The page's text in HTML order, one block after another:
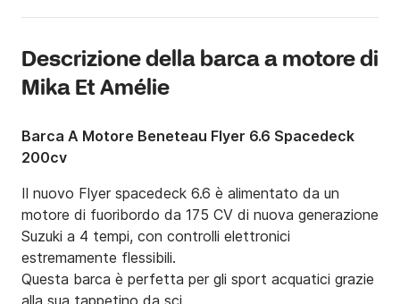
Descrizione della barca a motore di
Mika Et Amélie
Barca A Motore Beneteau Flyer 6.6 Spacedeck
200cv
Il nuovo Flyer spacedeck 6.6 è alimentato da un
motore di fuoribordo da 175 CV di nuova generazione
Suzuki a 4 tempi, con controlli elettronici
estremamente flessibili.
Questa barca è perfetta per gli sport acquatici grazie